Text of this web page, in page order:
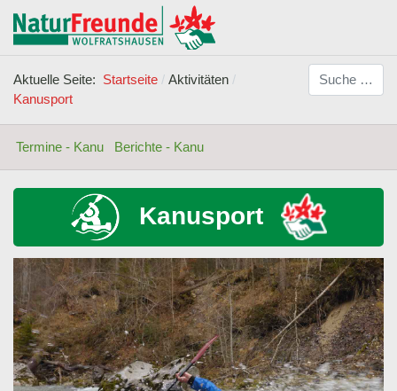
Aktuelle Seite: Startseite
Aktivitäten
Kanusport
Suchen
Termine - Kanu Berichte - Kanu
Kanusport